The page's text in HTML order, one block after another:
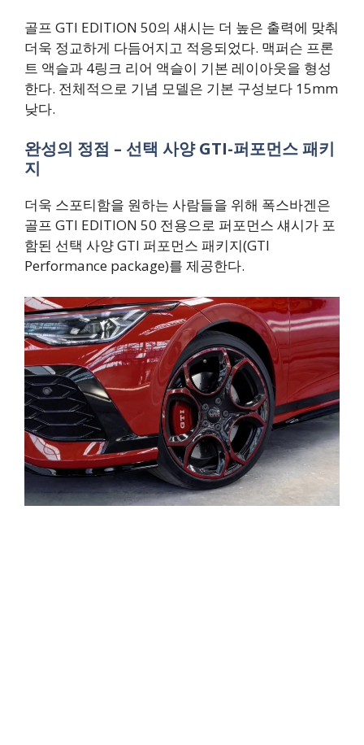
골프 GTI EDITION 50의 섀시는 더 높은 출력에 맞춰
더욱 정교하게 다듬어지고 적응되었다. 맥퍼슨 프론
트 액슬과 4링크 리어 액슬이 기본 레이아웃을 형성
한다. 전체적으로 기념 모델은 기본 구성보다 15mm
낮다.
완성의 정점 – 선택 사양 GTI-퍼포먼스 패키
지
더욱 스포티함을 원하는 사람들을 위해 폭스바겐은
골프 GTI EDITION 50 전용으로 퍼포먼스 섀시가 포
함된 선택 사양 GTI 퍼포먼스 패키지(GTI
Performance package)를 제공한다.